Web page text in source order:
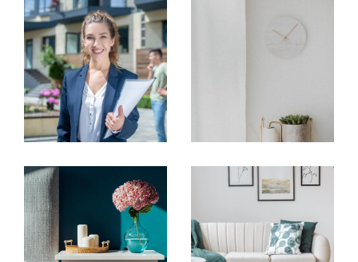
Nosannonces de vente sur Chaponost
incluent une gamme diversifiée de biens, allant
de lamaison à vendre à Chaponost jusqu'aux
appartements et terrains
des solutions taillées pour les besoins de
chacun, qu’il s’agisse de vendre votre bien dans
la région ou de trouver le logement idéal.
Nous aidons aussi bien ceux qui cherchent un
nouvel espace de vie que les vendeurs
souhaitant céder leur bien au meilleur prix.
Vous êtes assurés d’une prise en charge
complète, avec des conseils experts et une